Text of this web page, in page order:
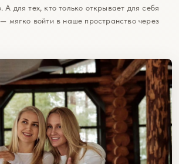
А для тех, кто только открывает для себя
мягко войти в наше пространство через